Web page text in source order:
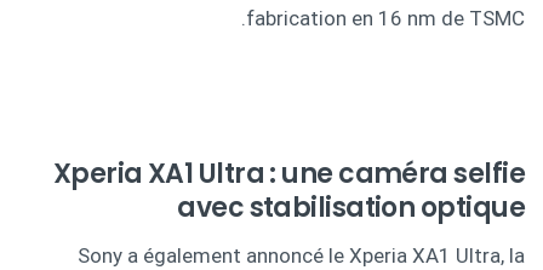
fabrication en 16 nm de TSMC.
Xperia XA1 Ultra : une caméra selfie
avec stabilisation optique
Sony a également annoncé le Xperia XA1 Ultra, la